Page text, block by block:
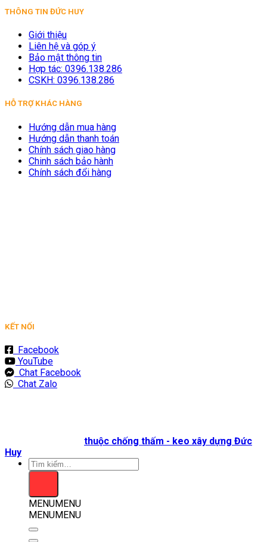
THÔNG TIN ĐỨC HUY
Giới thiệu
Liên hệ và góp ý
Bảo mật thông tin
Hợp tác: 0396.138.286
CSKH: 0396.138.286
HỖ TRỢ KHÁC HÀNG
Hướng dẫn mua hàng
Hướng dẫn thanh toán
Chính sách giao hàng
Chinh sách bảo hành
Chính sách đổi hàng
KẾT NỐI
Facebook
YouTube
Chat Facebook
Chat Zalo
thuộc chống thấm - keo xây dựng Đức
Huy
Tìm
kiếm:
MENUMENU
MENUMENU